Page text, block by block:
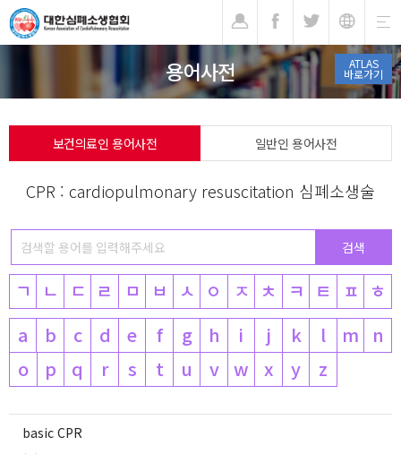
ATLAS
바로가기
용어사전
보건의료인 용어사전 일반인 용어사전
CPR : cardiopulmonary resuscitation 심폐소생술
ㄱ ㄴ ㄷ ㄹ ㅁ ㅂ ㅅ ㅇ ㅈ ㅊ ㅋ ㅌ ㅍ ㅎ
a
b c d e f g h i j k l m
n
o
p q r s t u v w x y z
basic CPR